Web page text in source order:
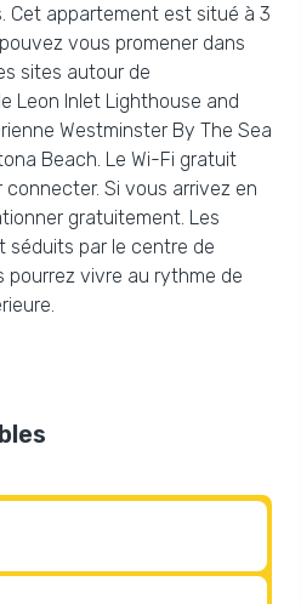
Cet appartement est situé à 3
vous promener dans
sites autour de
Leon Inlet Lighthouse and
Westminster By The Sea
Beach. Le Wi-Fi gratuit
Si vous arrivez en
gratuitement. Les
séduits par le centre de
pourrez vivre au rythme de